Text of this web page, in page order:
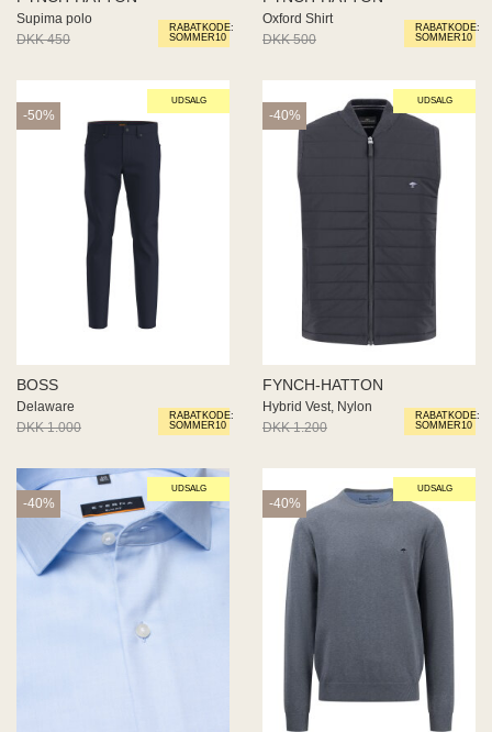
RABATKODE:
SOMMER10
Supima polo
DKK 450
DKK 270
RABATKODE:
SOMMER10
Oxford Shirt
DKK 500
DKK 300
UDSALG
RABATKODE:
SOMMER10
-50%
BOSS
Delaware
DKK 1.000
DKK 500
UDSALG
RABATKODE:
SOMMER10
-40%
FYNCH-HATTON
Hybrid Vest, Nylon
DKK 1.200
DKK 720
UDSALG
-40%
UDSALG
-40%